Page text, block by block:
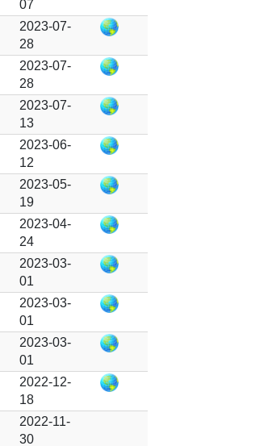
07
2023-07-
28
2023-07-
28
2023-07-
13
2023-06-
12
2023-05-
19
2023-04-
24
2023-03-
01
2023-03-
01
2023-03-
01
2022-12-
18
2022-11-
30